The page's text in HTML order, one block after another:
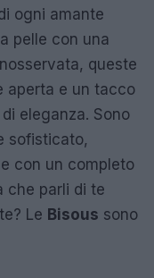
ogni amante
pelle con una
queste
aperta e un tacco
eleganza. Sono
sofisticato,
con un completo
che parli di te
Le Bisous sono